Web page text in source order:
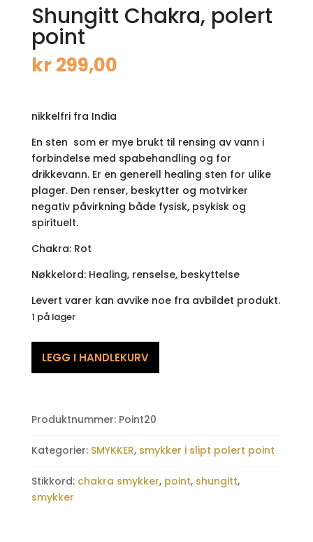
Shungitt Chakra, polert
point
kr 299,00
nikkelfri fra India
En sten som er mye brukt til rensing av vann i
forbindelse med spabehandling og for
drikkevann. Er en generell healing sten for ulike
plager. Den renser, beskytter og motvirker
negativ påvirkning både fysisk, psykisk og
spirituelt.
Chakra: Rot
Nøkkelord: Healing, renselse, beskyttelse
Levert varer kan avvike noe fra avbildet produkt.
1 på lager
Chakra,
antall
LEGG I HANDLEKURV
Produktnummer: Point20
Kategorier: SMYKKER, smykker i slipt polert point
Stikkord: chakra smykker, point, shungitt,
smykker